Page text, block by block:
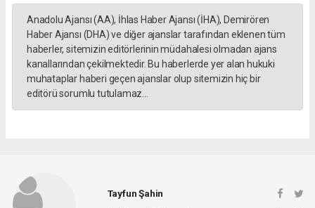
Anadolu Ajansı (AA), İhlas Haber Ajansı (İHA), Demirören
Haber Ajansı (DHA) ve diğer ajanslar tarafından eklenen tüm
haberler, sitemizin editörlerinin müdahalesi olmadan ajans
kanallarından çekilmektedir. Bu haberlerde yer alan hukuki
muhataplar haberi geçen ajanslar olup sitemizin hiç bir
editörü sorumlu tutulamaz...
Tayfun Şahin